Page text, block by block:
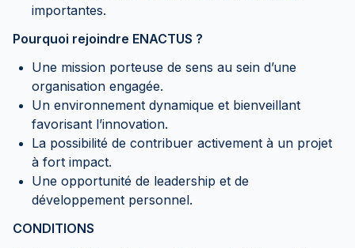
importantes.
Pourquoi rejoindre ENACTUS ?
Une mission porteuse de sens au sein d’une
organisation engagée.
Un environnement dynamique et bienveillant
favorisant l’innovation.
La possibilité de contribuer activement à un projet
à fort impact.
Une opportunité de leadership et de
développement personnel.
CONDITIONS